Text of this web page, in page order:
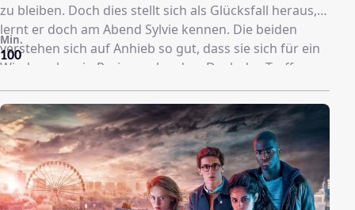
zu bleiben. Doch dies stellt sich als Glücksfall heraus,
lernt er doch am Abend Sylvie kennen. Die beiden
verstehen sich auf Anhieb so gut, dass sie sich für ein
Wiedersehen in Paris verabreden. Doch das Treffen
platzt, denn Marc schafft es nicht rechtzeitig zu der
Verabredung. Einige Zeit später lernt er Sophie
kennen und diesmal verläuft alles ohne
Komplikationen: Er verliebt sich und die beiden
heiraten. Die Tatsache, dass Sophie und Sylvie
Schwestern sind, wird ihm erst später bewusst und
stürzt ihn in einen großen inneren Konflikt.
100
Min.